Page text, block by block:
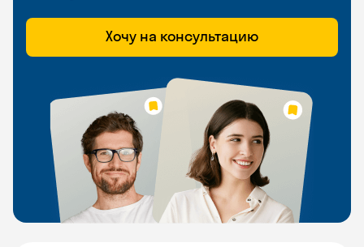
Хочу на консультацию